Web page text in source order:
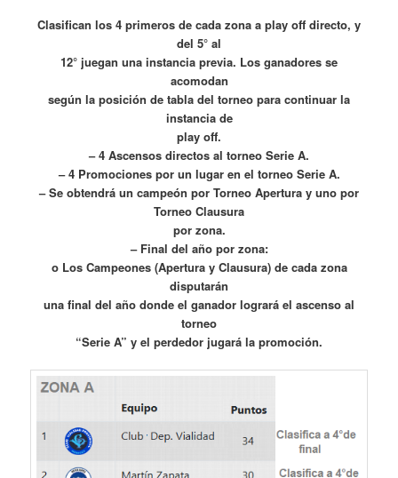
Clasifican los 4 primeros de cada zona a play off directo, y
del 5° al
12° juegan una instancia previa. Los ganadores se
acomodan
según la posición de tabla del torneo para continuar la
instancia de
play off.
– 4 Ascensos directos al torneo Serie A.
– 4 Promociones por un lugar en el torneo Serie A.
– Se obtendrá un campeón por Torneo Apertura y uno por
Torneo Clausura
por zona.
– Final del año por zona:
o Los Campeones (Apertura y Clausura) de cada zona
disputarán
una final del año donde el ganador logrará el ascenso al
torneo
“Serie A” y el perdedor jugará la promoción.